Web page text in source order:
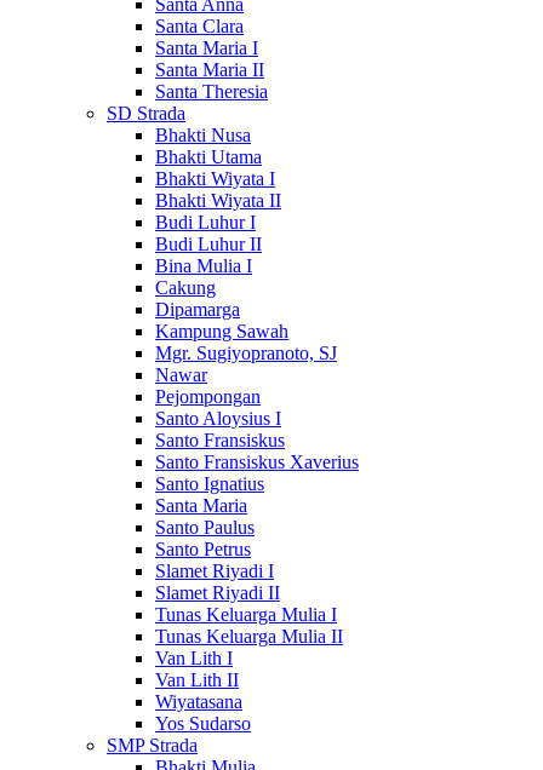
Santa Anna
Santa Clara
Santa Maria I
Santa Maria II
Santa Theresia
SD Strada
Bhakti Nusa
Bhakti Utama
Bhakti Wiyata I
Bhakti Wiyata II
Budi Luhur I
Budi Luhur II
Bina Mulia I
Cakung
Dipamarga
Kampung Sawah
Mgr. Sugiyopranoto, SJ
Nawar
Pejompongan
Santo Aloysius I
Santo Fransiskus
Santo Fransiskus Xaverius
Santo Ignatius
Santa Maria
Santo Paulus
Santo Petrus
Slamet Riyadi I
Slamet Riyadi II
Tunas Keluarga Mulia I
Tunas Keluarga Mulia II
Van Lith I
Van Lith II
Wiyatasana
Yos Sudarso
SMP Strada